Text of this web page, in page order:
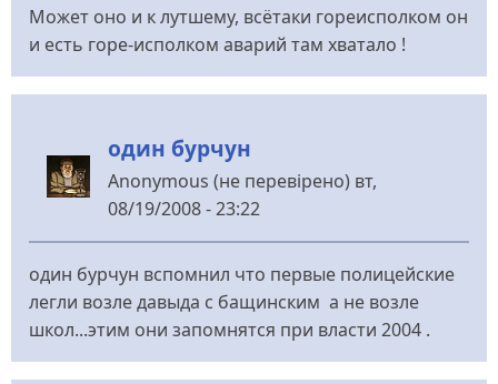
Может оно и к лутшему, всётаки гореисполком он
и есть горе-исполком аварий там хватало !
один бурчун
Anonymous (не перевірено) вт,
08/19/2008 - 23:22
один бурчун вспомнил что первые полицейские
легли возле давыда с бащинским а не возле
школ...этим они запомнятся при власти 2004 .